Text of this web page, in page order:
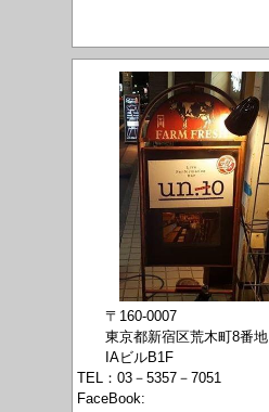
〒160-0007
東京都新宿区荒木町8番地
IAビルB1F
TEL：03－5357－7051
FaceBook: